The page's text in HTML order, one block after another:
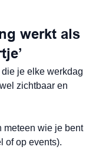
werkt als
je elke werkdag
zichtbaar en
meteen wie je bent
of op events).